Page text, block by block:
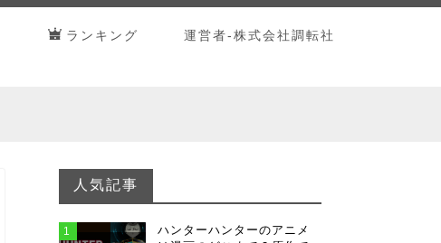
ランキング 運営者-株式会社調転社
人気記事
1
ハンターハンターのアニメ